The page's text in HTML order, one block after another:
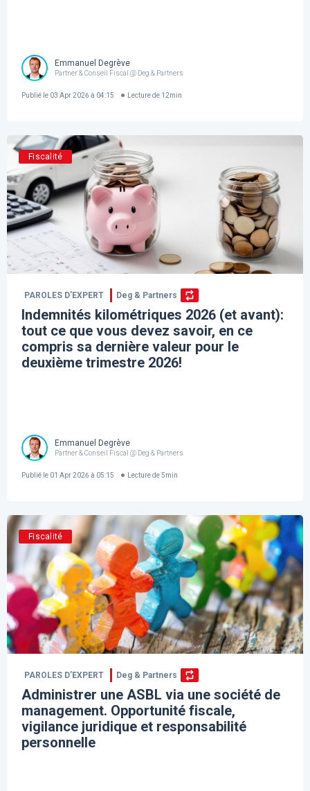
Emmanuel Degrève
Partner & Conseil Fiscal @ Deg & Partners
Publié le 03 Apr 2026 à 04:15 Lecture de 12min
Fiscalité
PAROLES D’EXPERT Deg & Partners
Indemnités kilométriques 2026 (et avant):
tout ce que vous devez savoir, en ce
compris sa dernière valeur pour le
deuxième trimestre 2026!
Emmanuel Degrève
Partner & Conseil Fiscal @ Deg & Partners
Publié le 01 Apr 2026 à 05:15 Lecture de 5min
Fiscalité
PAROLES D’EXPERT Deg & Partners
Administrer une ASBL via une société de
management. Opportunité fiscale,
vigilance juridique et responsabilité
personnelle